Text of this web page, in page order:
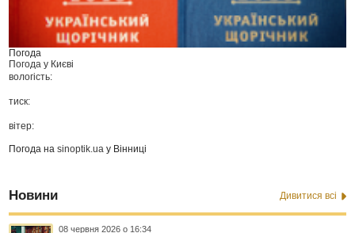
Погода
Погода у Києві
вологість:
тиск:
вітер:
Погода наsinoptik.ua у Вінниці
Новини Дивитися всі
08 червня 2026 о 16:34